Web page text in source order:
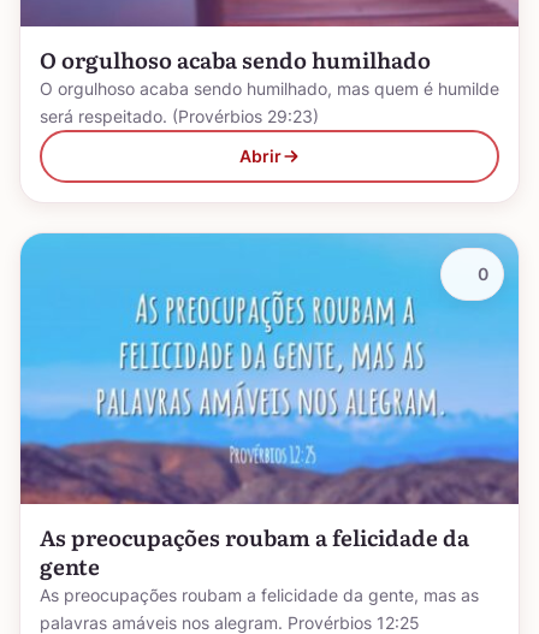
O orgulhoso acaba sendo humilhado
O orgulhoso acaba sendo humilhado, mas quem é humilde
será respeitado. (Provérbios 29:23)
Abrir
As preocupações roubam a felicidade da
gente
As preocupações roubam a felicidade da gente, mas as
palavras amáveis nos alegram. Provérbios 12:25
0